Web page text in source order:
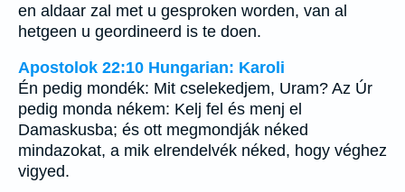
en aldaar zal met u gesproken worden, van al
hetgeen u geordineerd is te doen.
Apostolok 22:10 Hungarian: Karoli
Én pedig mondék: Mit cselekedjem, Uram? Az Úr
pedig monda nékem: Kelj fel és menj el
Damaskusba; és ott megmondják néked
mindazokat, a mik elrendelvék néked, hogy véghez
vigyed.